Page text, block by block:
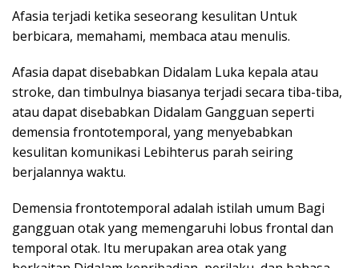
Afasia terjadi ketika seseorang kesulitan Untuk
berbicara, memahami, membaca atau menulis.
Afasia dapat disebabkan Didalam Luka kepala atau
stroke, dan timbulnya biasanya terjadi secara tiba-tiba,
atau dapat disebabkan Didalam Gangguan seperti
demensia frontotemporal, yang menyebabkan
kesulitan komunikasi Lebihterus parah seiring
berjalannya waktu.
Demensia frontotemporal adalah istilah umum Bagi
gangguan otak yang memengaruhi lobus frontal dan
temporal otak. Itu merupakan area otak yang